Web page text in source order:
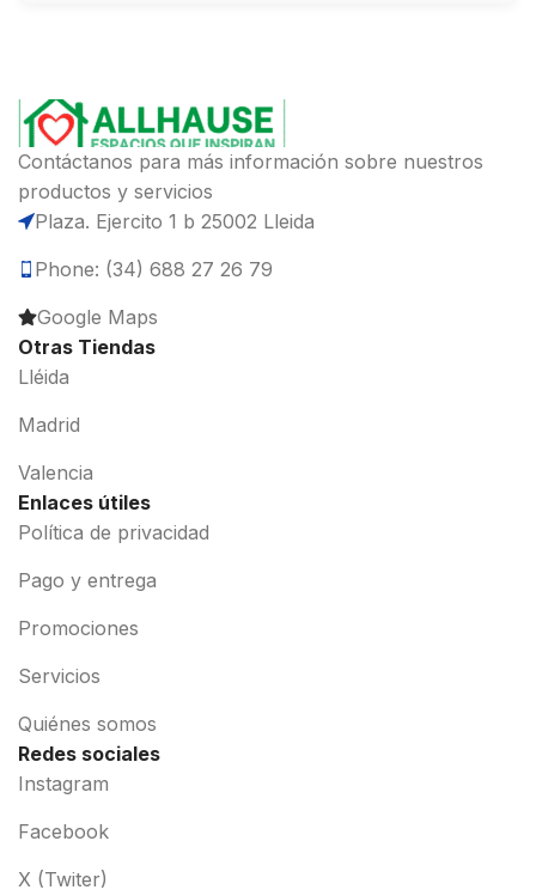
Contáctanos para más información sobre nuestros
productos y servicios
Plaza. Ejercito 1 b 25002 Lleida
Phone: (34) 688 27 26 79
Google Maps
Otras Tiendas
Lléida
Madrid
Valencia
Enlaces útiles
Política de privacidad
Pago y entrega
Promociones
Servicios
Quiénes somos
Redes sociales
Instagram
Facebook
X (Twiter)